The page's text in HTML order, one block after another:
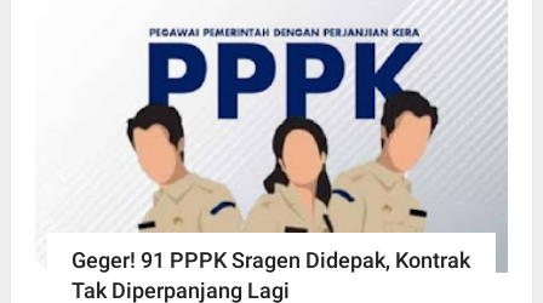
Geger! 91 PPPK Sragen Didepak, Kontrak
Tak Diperpanjang Lagi